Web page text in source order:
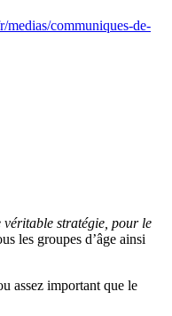
communiques-de-
véritable stratégie, pour le
les groupes d’âge ainsi
assez important que le